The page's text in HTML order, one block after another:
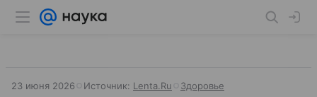
23 июня 2026 Источник: Lenta.Ru Здоровье